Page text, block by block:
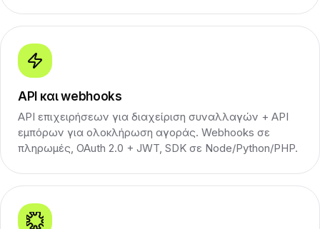
API και webhooks
API επιχειρήσεων για διαχείριση συναλλαγών + API
εμπόρων για ολοκλήρωση αγοράς. Webhooks σε
πληρωμές, OAuth 2.0 + JWT, SDK σε Node/Python/PHP.